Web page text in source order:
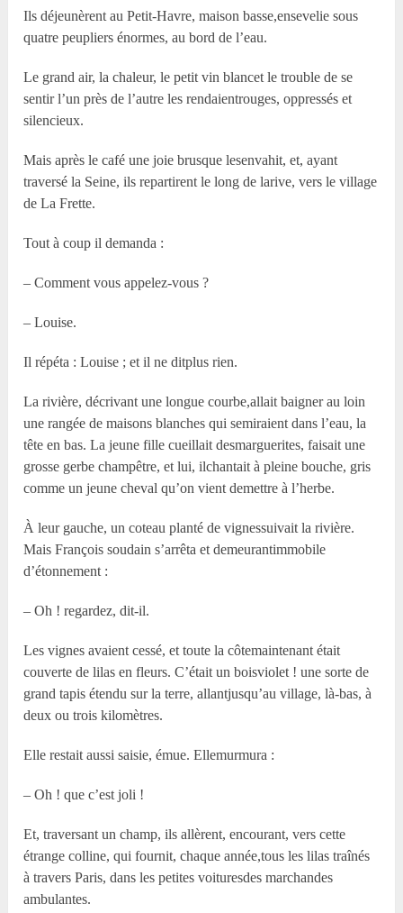
Ils déjeunèrent au Petit-Havre, maison basse,ensevelie sous
quatre peupliers énormes, au bord de l’eau.
Le grand air, la chaleur, le petit vin blancet le trouble de se
sentir l’un près de l’autre les rendaientrouges, oppressés et
silencieux.
Mais après le café une joie brusque lesenvahit, et, ayant
traversé la Seine, ils repartirent le long de larive, vers le village
de La Frette.
Tout à coup il demanda :
– Comment vous appelez-vous ?
– Louise.
Il répéta : Louise ; et il ne ditplus rien.
La rivière, décrivant une longue courbe,allait baigner au loin
une rangée de maisons blanches qui semiraient dans l’eau, la
tête en bas. La jeune fille cueillait desmarguerites, faisait une
grosse gerbe champêtre, et lui, ilchantait à pleine bouche, gris
comme un jeune cheval qu’on vient demettre à l’herbe.
À leur gauche, un coteau planté de vignessuivait la rivière.
Mais François soudain s’arrêta et demeurantimmobile
d’étonnement :
– Oh ! regardez, dit-il.
Les vignes avaient cessé, et toute la côtemaintenant était
couverte de lilas en fleurs. C’était un boisviolet ! une sorte de
grand tapis étendu sur la terre, allantjusqu’au village, là-bas, à
deux ou trois kilomètres.
Elle restait aussi saisie, émue. Ellemurmura :
– Oh ! que c’est joli !
Et, traversant un champ, ils allèrent, encourant, vers cette
étrange colline, qui fournit, chaque année,tous les lilas traînés
à travers Paris, dans les petites voituresdes marchandes
ambulantes.